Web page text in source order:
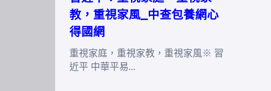
教，重視家風_中查包養網心
得國網
重視家庭，重視家教，重視家風※ 習
近平 中華平易…